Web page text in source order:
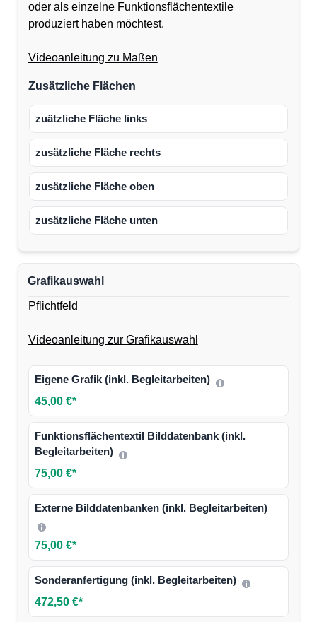
oder als einzelne Funktionsflächentextile
produziert haben möchtest.
Videoanleitung zu Maßen
Zusätzliche Flächen
zuätzliche Fläche links
zusätzliche Fläche rechts
zusätzliche Fläche oben
zusätzliche Fläche unten
Grafikauswahl
Pflichtfeld
Videoanleitung zur Grafikauswahl
Eigene Grafik (inkl. Begleitarbeiten)
45,00 €*
Funktionsflächentextil Bilddatenbank (inkl.
Begleitarbeiten)
75,00 €*
Externe Bilddatenbanken (inkl. Begleitarbeiten)
75,00 €*
Sonderanfertigung (inkl. Begleitarbeiten)
472,50 €*